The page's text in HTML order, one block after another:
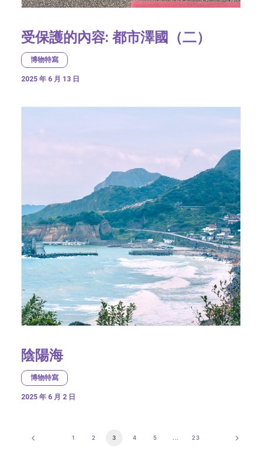
受保護的內容: 都市澤國（二）
博物特寫
2025 年 6 月 13 日
陰陽海
博物特寫
2025 年 6 月 2 日
1 2 3 4 5 ... 23